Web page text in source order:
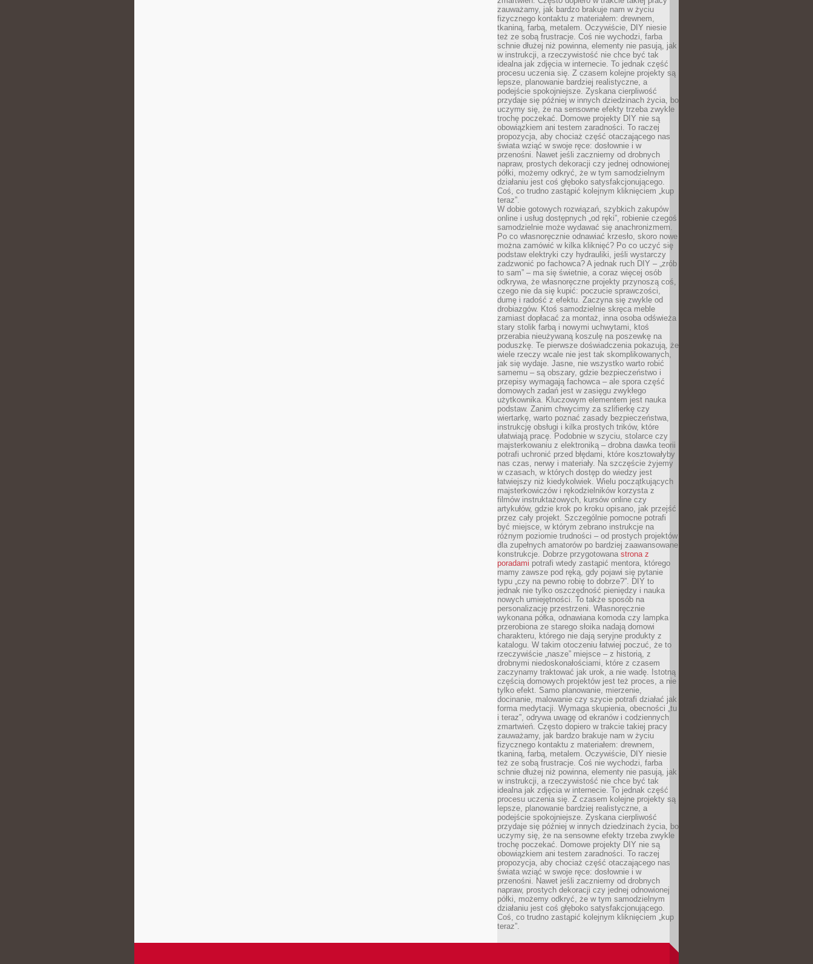
zauważamy, jak bardzo brakuje nam w życiu
fizycznego kontaktu z materiałem: drewnem,
tkaniną, farbą, metalem. Oczywiście, DIY niesie
też ze sobą frustracje. Coś nie wychodzi, farba
schnie dłużej niż powinna, elementy nie pasują, jak
w instrukcji, a rzeczywistość nie chce być tak
idealna jak zdjęcia w internecie. To jednak część
procesu uczenia się. Z czasem kolejne projekty są
lepsze, planowanie bardziej realistyczne, a
podejście spokojniejsze. Zyskana cierpliwość
przydaje się później w innych dziedzinach życia, bo
uczymy się, że na sensowne efekty trzeba zwykle
trochę poczekać. Domowe projekty DIY nie są
obowiązkiem ani testem zaradności. To raczej
propozycja, aby chociaż część otaczającego nas
świata wziąć w swoje ręce: dosłownie i w
przenośni. Nawet jeśli zaczniemy od drobnych
napraw, prostych dekoracji czy jednej odnowionej
półki, możemy odkryć, że w tym samodzielnym
działaniu jest coś głęboko satysfakcjonującego.
Coś, co trudno zastąpić kolejnym kliknięciem „kup
teraz”.
W dobie gotowych rozwiązań, szybkich zakupów
online i usług dostępnych „od ręki”, robienie czegoś
samodzielnie może wydawać się anachronizmem.
Po co własnoręcznie odnawiać krzesło, skoro nowe
można zamówić w kilka kliknięć? Po co uczyć się
podstaw elektryki czy hydrauliki, jeśli wystarczy
zadzwonić po fachowca? A jednak ruch DIY – „zrób
to sam” – ma się świetnie, a coraz więcej osób
odkrywa, że własnoręczne projekty przynoszą coś,
czego nie da się kupić: poczucie sprawczości,
dumę i radość z efektu. Zaczyna się zwykle od
drobiazgów. Ktoś samodzielnie skręca meble
zamiast dopłacać za montaż, inna osoba odświeża
stary stolik farbą i nowymi uchwytami, ktoś
przerabia nieużywaną koszulę na poszewkę na
poduszkę. Te pierwsze doświadczenia pokazują, że
wiele rzeczy wcale nie jest tak skomplikowanych,
jak się wydaje. Jasne, nie wszystko warto robić
samemu – są obszary, gdzie bezpieczeństwo i
przepisy wymagają fachowca – ale spora część
domowych zadań jest w zasięgu zwykłego
użytkownika. Kluczowym elementem jest nauka
podstaw. Zanim chwycimy za szlifierkę czy
wiertarkę, warto poznać zasady bezpieczeństwa,
instrukcję obsługi i kilka prostych trików, które
ułatwiają pracę. Podobnie w szyciu, stolarce czy
majsterkowaniu z elektroniką – drobna dawka teorii
potrafi uchronić przed błędami, które kosztowałyby
nas czas, nerwy i materiały. Na szczęście żyjemy
w czasach, w których dostęp do wiedzy jest
łatwiejszy niż kiedykolwiek. Wielu początkujących
majsterkowiczów i rękodzielników korzysta z
filmów instruktażowych, kursów online czy
artykułów, gdzie krok po kroku opisano, jak przejść
przez cały projekt. Szczególnie pomocne potrafi
być miejsce, w którym zebrano instrukcje na
różnym poziomie trudności – od prostych projektów
dla zupełnych amatorów po bardziej zaawansowane
konstrukcje. Dobrze przygotowana strona z
poradami potrafi wtedy zastąpić mentora, którego
mamy zawsze pod ręką, gdy pojawi się pytanie
typu „czy na pewno robię to dobrze?”. DIY to
jednak nie tylko oszczędność pieniędzy i nauka
nowych umiejętności. To także sposób na
personalizację przestrzeni. Własnoręcznie
wykonana półka, odnawiana komoda czy lampka
przerobiona ze starego słoika nadają domowi
charakteru, którego nie dają seryjne produkty z
katalogu. W takim otoczeniu łatwiej poczuć, że to
rzeczywiście „nasze” miejsce – z historią, z
drobnymi niedoskonałościami, które z czasem
zaczynamy traktować jak urok, a nie wadę. Istotną
częścią domowych projektów jest też proces, a nie
tylko efekt. Samo planowanie, mierzenie,
docinanie, malowanie czy szycie potrafi działać jak
forma medytacji. Wymaga skupienia, obecności „tu
i teraz”, odrywa uwagę od ekranów i codziennych
zmartwień. Często dopiero w trakcie takiej pracy
zauważamy, jak bardzo brakuje nam w życiu
fizycznego kontaktu z materiałem: drewnem,
tkaniną, farbą, metalem. Oczywiście, DIY niesie
też ze sobą frustracje. Coś nie wychodzi, farba
schnie dłużej niż powinna, elementy nie pasują, jak
w instrukcji, a rzeczywistość nie chce być tak
idealna jak zdjęcia w internecie. To jednak część
procesu uczenia się. Z czasem kolejne projekty są
lepsze, planowanie bardziej realistyczne, a
podejście spokojniejsze. Zyskana cierpliwość
przydaje się później w innych dziedzinach życia, bo
uczymy się, że na sensowne efekty trzeba zwykle
trochę poczekać. Domowe projekty DIY nie są
obowiązkiem ani testem zaradności. To raczej
propozycja, aby chociaż część otaczającego nas
świata wziąć w swoje ręce: dosłownie i w
przenośni. Nawet jeśli zaczniemy od drobnych
napraw, prostych dekoracji czy jednej odnowionej
półki, możemy odkryć, że w tym samodzielnym
działaniu jest coś głęboko satysfakcjonującego.
Coś, co trudno zastąpić kolejnym kliknięciem „kup
teraz”.